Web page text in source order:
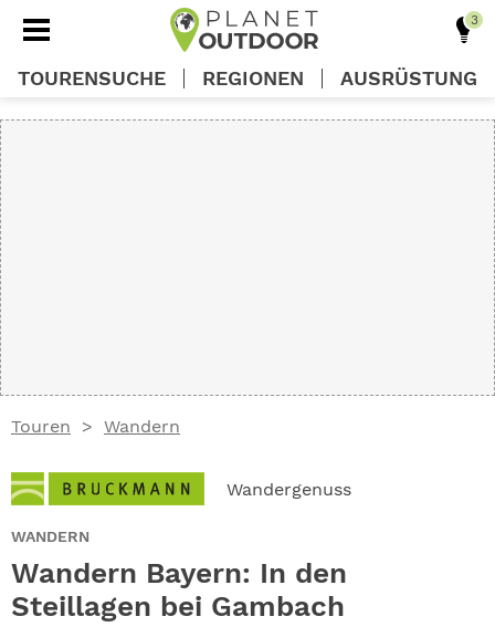
Touren Wandern
Wandergenuss
WANDERN
Wandern Bayern: In den
Steillagen bei Gambach
TOURENSUCHE REGIONEN AUSRÜSTUNG
ABO
GEWINNEN
NEWSLETTER